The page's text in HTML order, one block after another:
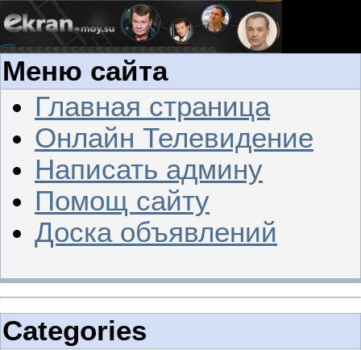
Меню сайта
Главная страница
Онлайн Телевидение
Написать админу
Помощ сайту
Доска объявлений
Categories